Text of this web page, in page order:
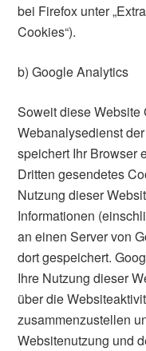
bei Firefox unter
Cookies“).
b) Google Analytics
Soweit diese Website
Webanalysedienst
speichert Ihr Browser
Dritten gesendetes
Nutzung dieser
Informationen
an einen Server von
dort gespeichert.
Ihre Nutzung dieser
über die
zusammenzustellen
Websitenutzung und